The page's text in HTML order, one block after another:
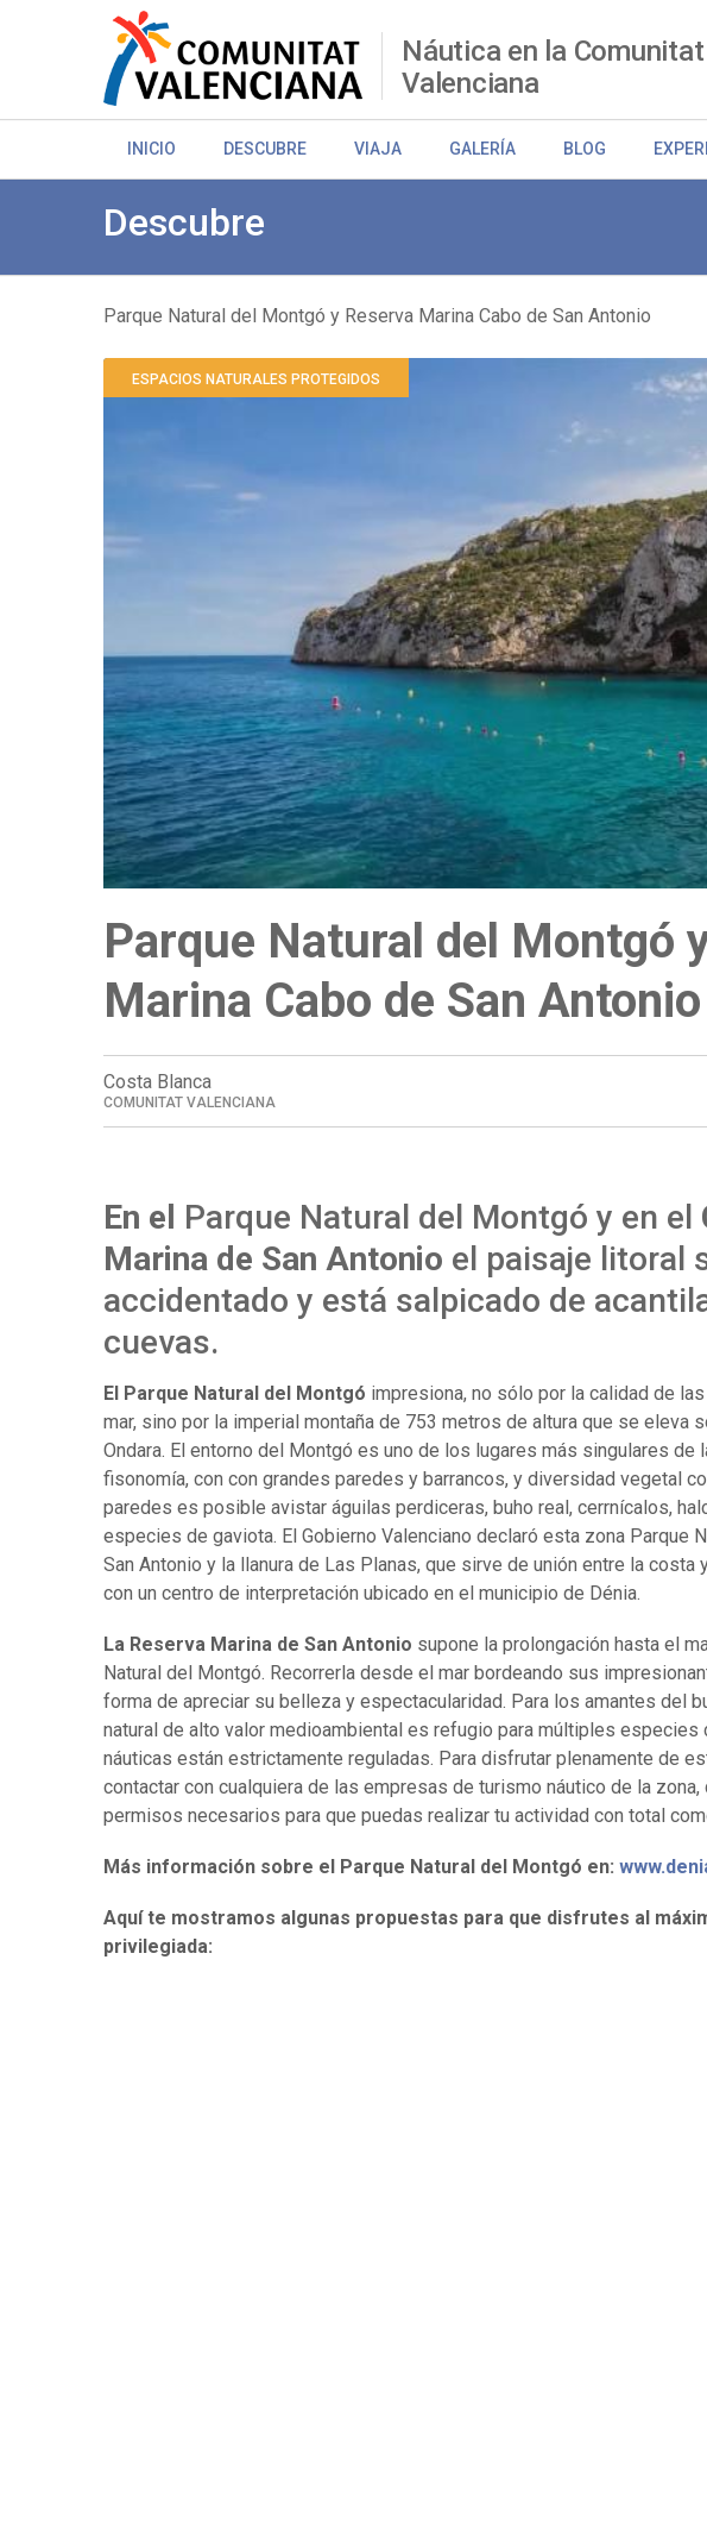
Náutica en la Comunitat
Valenciana
INICIO DESCUBRE VIAJA GALERÍA BLOG
Descubre
Sobrescribir
enlaces
a
navegación
Parque Natural del Montgó y Reserva Marina Cabo de San Antonio
ESPACIOS NATURALES PROTEGIDOS
Parque Natural del Montgó
Marina Cabo de San Antonio
Costa Blanca
COMUNITAT VALENCIANA
En el Parque Natural del Montgó y en el
Marina de San Antonio el paisaje litoral
accidentado y está salpicado de
cuevas.
El Parque Natural del Montgó impresiona, no sólo por la calidad de
mar, sino por la imperial montaña de 753 metros de altura que se eleva
Ondara. El entorno del Montgó es uno de los lugares más singulares de
fisonomía, con con grandes paredes y barrancos, y diversidad vegetal
paredes es posible avistar águilas perdiceras, buho real, cerrnícalos,
especies de gaviota. El Gobierno Valenciano declaró esta zona Parque
San Antonio y la llanura de Las Planas, que sirve de unión entre la costa
con un centro de interpretación ubicado en el municipio de Dénia.
La Reserva Marina de San Antonio supone la prolongación hasta el
Natural del Montgó. Recorrerla desde el mar bordeando sus
forma de apreciar su belleza y espectacularidad. Para los amantes del
natural de alto valor medioambiental es refugio para múltiples
náuticas están estrictamente reguladas. Para disfrutar plenamente de
contactar con cualquiera de las empresas de turismo náutico de la
permisos necesarios para que puedas realizar tu actividad con total
Más información sobre el Parque Natural del Montgó en:
Aquí te mostramos algunas propuestas para que disfrutes al
privilegiada: